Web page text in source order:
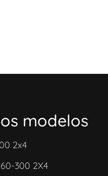
modelos
2x4
300 2X4